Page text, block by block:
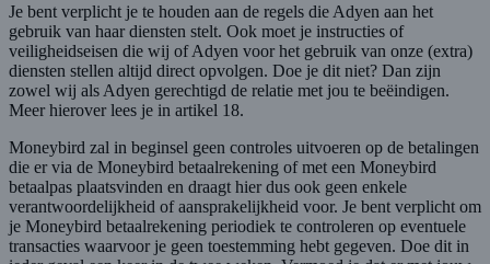
Je bent verplicht je te houden aan de regels die Adyen aan het
gebruik van haar diensten stelt. Ook moet je instructies of
veiligheidseisen die wij of Adyen voor het gebruik van onze (extra)
diensten stellen altijd direct opvolgen. Doe je dit niet? Dan zijn
zowel wij als Adyen gerechtigd de relatie met jou te beëindigen.
Meer hierover lees je in artikel 18.
Moneybird zal in beginsel geen controles uitvoeren op de betalingen
die er via de Moneybird betaalrekening of met een Moneybird
betaalpas plaatsvinden en draagt hier dus ook geen enkele
verantwoordelijkheid of aansprakelijkheid voor. Je bent verplicht om
je Moneybird betaalrekening periodiek te controleren op eventuele
transacties waarvoor je geen toestemming hebt gegeven. Doe dit in